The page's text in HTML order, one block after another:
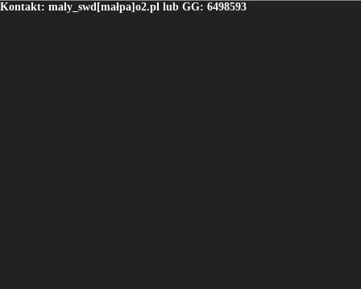
Kontakt: maly_swd[małpa]o2.pl lub GG: 6498593